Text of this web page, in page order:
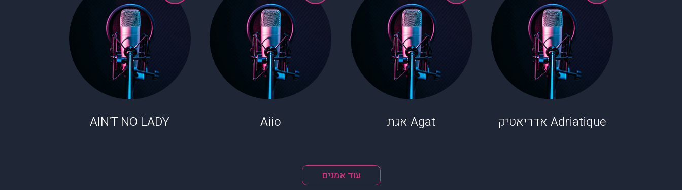
Adriatique אדריאטיק Agat אגת Aiio
AIN'T NO LADY
עוד אמנים